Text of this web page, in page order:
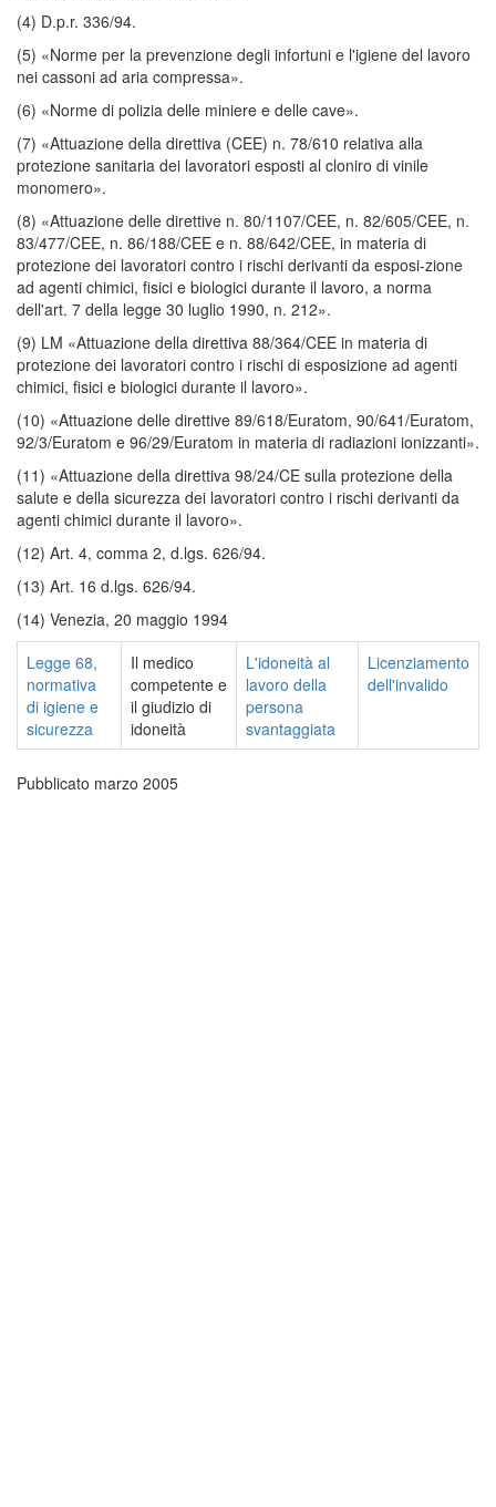
(4) D.p.r. 336/94.
(5) «Norme per la prevenzione degli infortuni e l'igiene del lavoro
nei cassoni ad aria compressa».
(6) «Norme di polizia delle miniere e delle cave».
(7) «Attuazione della direttiva (CEE) n. 78/610 relativa alla
protezione sanitaria dei lavoratori esposti al cloniro di vinile
monomero».
(8) «Attuazione delle direttive n. 80/1107/CEE, n. 82/605/CEE, n.
83/477/CEE, n. 86/188/CEE e n. 88/642/CEE, in materia di
protezione dei lavoratori contro i rischi derivanti da esposi-zione
ad agenti chimici, fisici e biologici durante il lavoro, a norma
dell'art. 7 della legge 30 luglio 1990, n. 212».
(9) LM «Attuazione della direttiva 88/364/CEE in materia di
protezione dei lavoratori contro i rischi di esposizione ad agenti
chimici, fisici e biologici durante il lavoro».
(10) «Attuazione delle direttive 89/618/Euratom, 90/641/Euratom,
92/3/Euratom e 96/29/Euratom in materia di radiazioni ionizzanti».
(11) «Attuazione della direttiva 98/24/CE sulla protezione della
salute e della sicurezza dei lavoratori contro i rischi derivanti da
agenti chimici durante il lavoro».
(12) Art. 4, comma 2, d.lgs. 626/94.
(13) Art. 16 d.lgs. 626/94.
(14) Venezia, 20 maggio 1994
Legge 68,
normativa
di igiene e
sicurezza
Il medico
competente e
il giudizio di
idoneità
L'idoneità al
lavoro della
persona
svantaggiata
Licenziamento
dell'invalido
Pubblicato marzo 2005